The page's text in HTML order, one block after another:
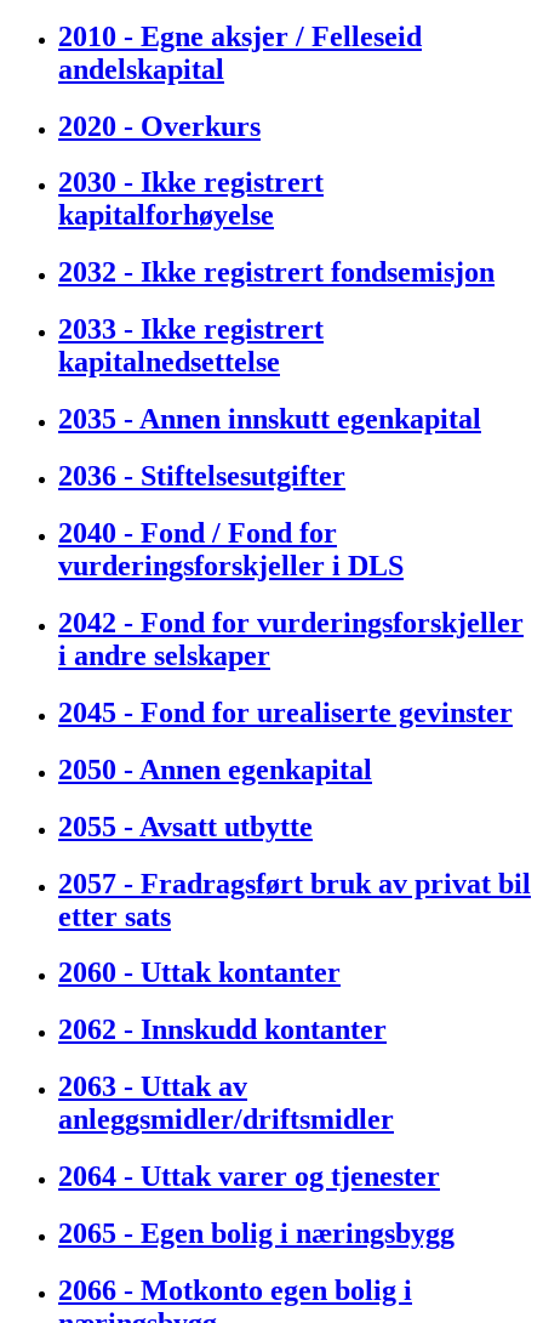
2010 - Egne aksjer / Felleseid
andelskapital
2020 - Overkurs
2030 - Ikke registrert
kapitalforhøyelse
2032 - Ikke registrert fondsemisjon
2033 - Ikke registrert
kapitalnedsettelse
2035 - Annen innskutt egenkapital
2036 - Stiftelsesutgifter
2040 - Fond / Fond for
vurderingsforskjeller i DLS
2042 - Fond for vurderingsforskjeller
i andre selskaper
2045 - Fond for urealiserte gevinster
2050 - Annen egenkapital
2055 - Avsatt utbytte
2057 - Fradragsført bruk av privat bil
etter sats
2060 - Uttak kontanter
2062 - Innskudd kontanter
2063 - Uttak av
anleggsmidler/driftsmidler
2064 - Uttak varer og tjenester
2065 - Egen bolig i næringsbygg
2066 - Motkonto egen bolig i